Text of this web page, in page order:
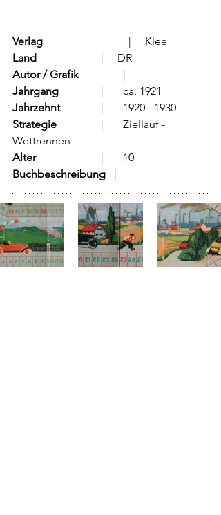
Verlag
			  |     Klee
Land
			  |     DR
Autor / Grafik
Jahrgang
		  |	ca. 1921
Jahrzehnt
		  |	1920 - 1930
Strategie
Alter
			  |	10
Buchbeschreibung